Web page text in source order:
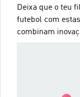
Deixa que o teu
futebol com
combinam